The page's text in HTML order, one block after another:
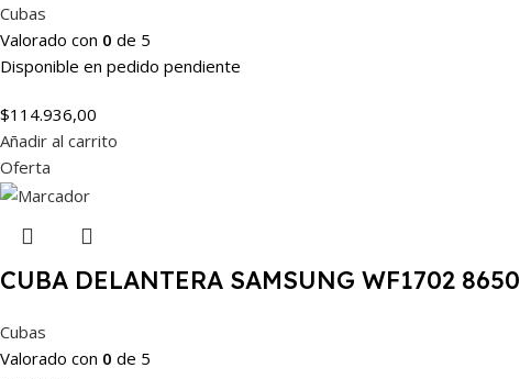
Cubas
Valorado con 0 de 5
Disponible en pedido pendiente
$114.936,00
Añadir al carrito
Oferta
CUBA DELANTERA SAMSUNG WF1702 8650
Cubas
Valorado con 0 de 5